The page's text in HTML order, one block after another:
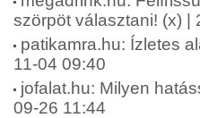
szörpöt választani! (x) |
patikamra.hu: Ízletes
11-04 09:40
jofalat.hu: Milyen
09-26 11:44